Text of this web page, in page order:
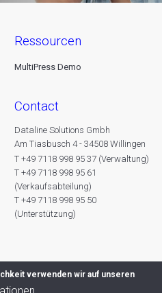
ressourcen
MultiPress Demo
contact
Dataline Solutions Gmbh
Am Tiasbusch 4 - 34508 Willingen
T +49 7118 998 95 37 (Verwaltung)
T +49 7118 998 95 61
(Verkaufsabteilung)
T +49 7118 998 95 50
(Unterstützung)
verwenden wir auf unseren